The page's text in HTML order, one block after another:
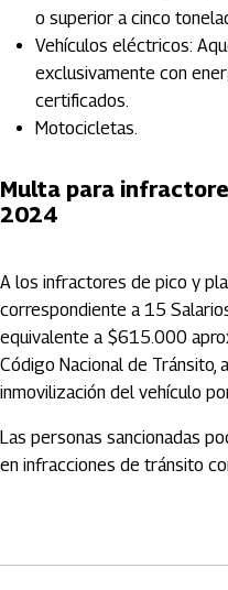
o superior a cinco
Vehículos eléctricos:
exclusivamente con
certificados.
Motocicletas.
Multa para
2024
A los infractores de pico y
correspondiente a 15
equivalente a $615.000
Código Nacional de Tránsito,
inmovilización del vehículo
Las personas sancionadas
en infracciones de tránsito